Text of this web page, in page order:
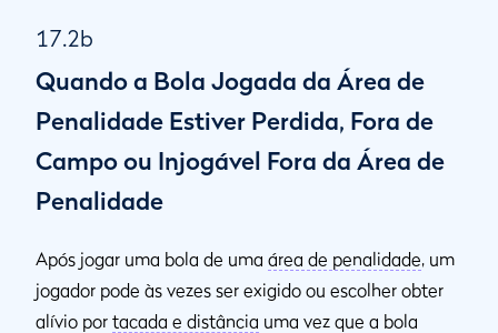
17.2b
Quando a Bola Jogada da Área de
Penalidade Estiver Perdida, Fora de
Campo ou Injogável Fora da Área de
Penalidade
Após jogar uma bola de uma área de penalidade, um
jogador pode às vezes ser exigido ou escolher obter
alívio por tacada e distância uma vez que a bola